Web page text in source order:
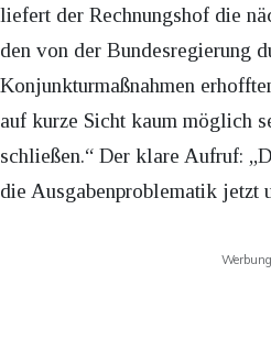
liefert der Rechnungshof die
den von der Bundesregierung
Konjunkturmaßnahmen
auf kurze Sicht kaum möglich
schließen.“ Der klare Aufruf:
die Ausgabenproblematik jetzt
Werbung